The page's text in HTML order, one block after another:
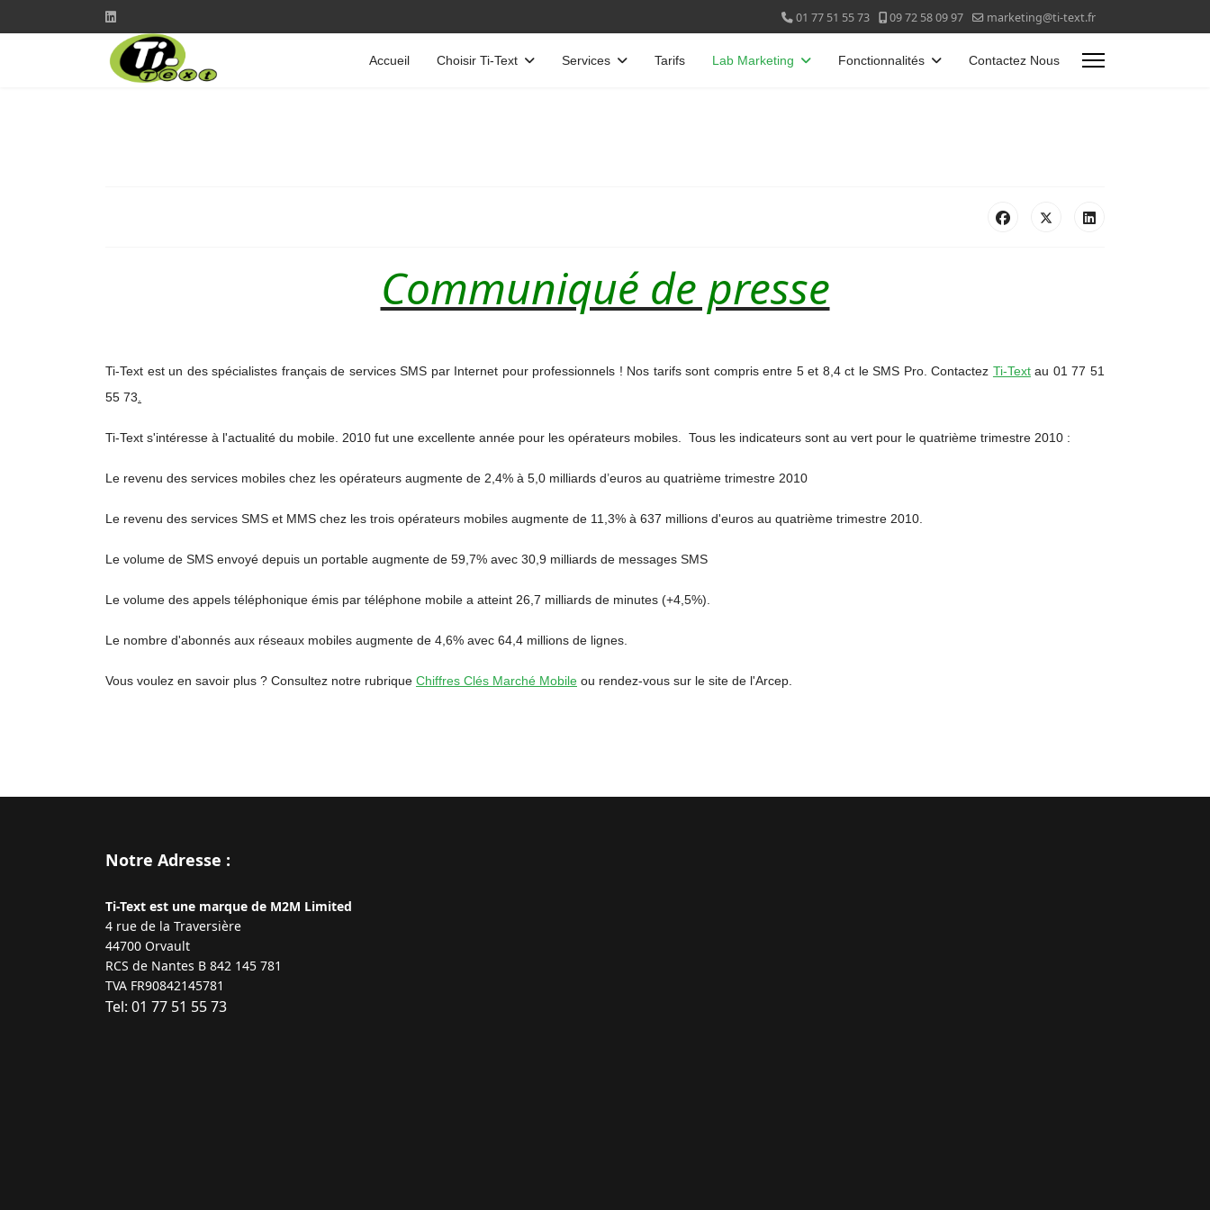
01 77 51 55 73 09 72 58 09 97 marketing@ti-text.fr
Accueil Choisir Ti-Text Services Tarifs Lab Marketing Fonctionnalités Contactez Nous
Communiqué de presse
Ti-Text est un des spécialistes français de services SMS par Internet pour professionnels ! Nos tarifs sont compris entre 5 et 8,4 ct le SMS Pro. Contactez Ti-Textau 01 77 51
55 73
Ti-Text s'intéresse à l'actualité du mobile. 2010 fut une excellente année pour les opérateurs mobiles. Tous les indicateurs sont au vert pour le quatrième trimestre 2010 :
Le revenu des services mobiles chez les opérateurs augmente de 2,4% à 5,0 milliards d’euros au quatrième trimestre 2010
Le revenu des services SMS et MMS chez les trois opérateurs mobiles augmente de 11,3% à 637 millions d'euros au quatrième trimestre 2010.
Le volume de SMS envoyé depuis un portable augmente de 59,7% avec 30,9 milliards de messages SMS
Le volume des appels téléphonique émis par téléphone mobile a atteint 26,7 milliards de minutes (+4,5%).
Le nombre d'abonnés aux réseaux mobiles augmente de 4,6% avec 64,4 millions de lignes.
Vous voulez en savoir plus ? Consultez notre rubrique Chiffres Clés Marché Mobile ou rendez-vous sur le site de l'Arcep.
Notre Adresse :
Ti-Text est une marque de M2M Limited
4 rue de la Traversière
44700 Orvault
RCS de Nantes B 842 145 781
TVA FR90842145781
Tel: 01 77 51 55 73